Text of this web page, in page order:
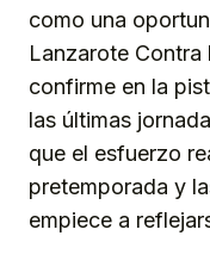
como una
Lanzarote Contra
confirme en la
las últimas
que el esfuerzo
pretemporada y
empiece a